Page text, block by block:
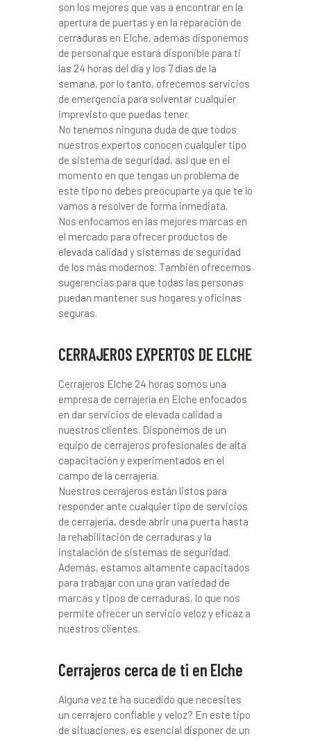
son los mejores que vas a encontrar en la
apertura de puertas y en la reparación de
cerraduras en Elche, además disponemos
de personal que estará disponible para ti
las 24 horas del día y los 7 días de la
semana, por lo tanto, ofrecemos servicios
de emergencia para solventar cualquier
imprevisto que puedas tener.
No tenemos ninguna duda de que todos
nuestros expertos conocen cualquier tipo
de sistema de seguridad, así que en el
momento en que tengas un problema de
este tipo no debes preocuparte ya que te lo
vamos a resolver de forma inmediata.
Nos enfocamos en las mejores marcas en
el mercado para ofrecer productos de
elevada calidad y sistemas de seguridad
de los más modernos. También ofrecemos
sugerencias para que todas las personas
puedan mantener sus hogares y oficinas
seguras.
CERRAJEROS EXPERTOS DE ELCHE
Cerrajeros Elche 24 horas somos una
empresa de cerrajería en Elche enfocados
en dar servicios de elevada calidad a
nuestros clientes. Disponemos de un
equipo de cerrajeros profesionales de alta
capacitación y experimentados en el
campo de la cerrajería.
Nuestros cerrajeros están listos para
responder ante cualquier tipo de servicios
de cerrajería, desde abrir una puerta hasta
la rehabilitación de cerraduras y la
instalación de sistemas de seguridad.
Además, estamos altamente capacitados
para trabajar con una gran variedad de
marcas y tipos de cerraduras, lo que nos
permite ofrecer un servicio veloz y eficaz a
nuestros clientes.
Cerrajeros cerca de ti en Elche
Alguna vez te ha sucedido que necesites
un cerrajero confiable y veloz? En este tipo
de situaciones, es esencial disponer de un